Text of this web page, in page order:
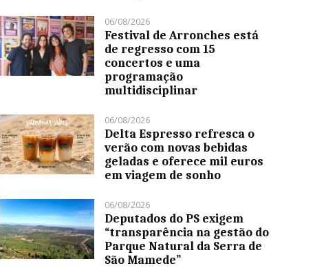
06/08/2026
Festival de Arronches está
de regresso com 15
concertos e uma
programação
multidisciplinar
06/08/2026
Delta Espresso refresca o
verão com novas bebidas
geladas e oferece mil euros
em viagem de sonho
06/08/2026
Deputados do PS exigem
“transparência na gestão do
Parque Natural da Serra de
São Mamede”